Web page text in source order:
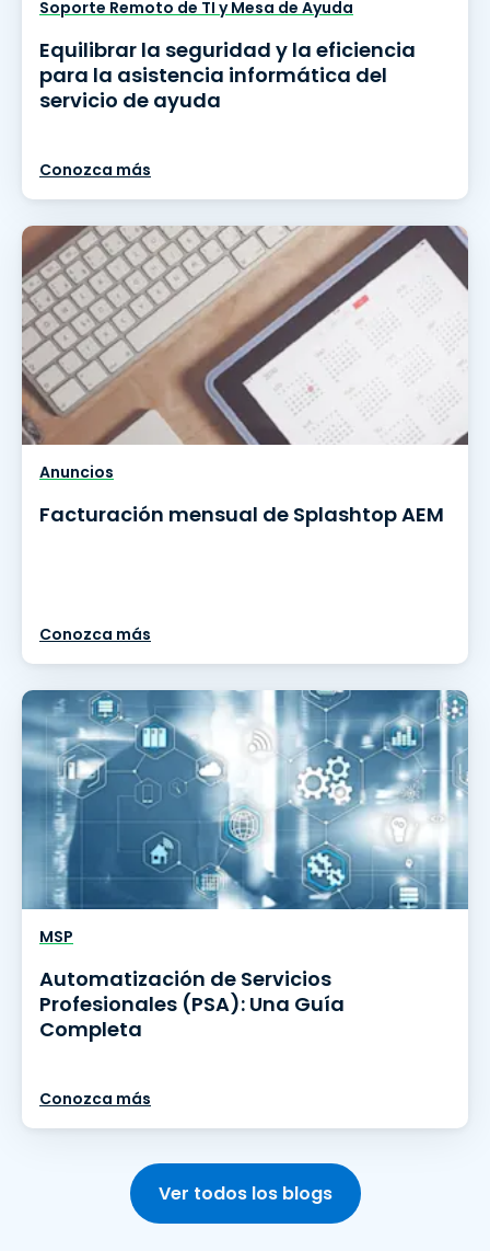
Soporte Remoto de TI y Mesa de Ayuda
Equilibrar la seguridad y la eficiencia
para la asistencia informática del
servicio de ayuda
Conozca más
Anuncios
Facturación mensual de Splashtop AEM
Conozca más
MSP
Automatización de Servicios
Profesionales (PSA): Una Guía
Completa
Conozca más
Ver todos los blogs